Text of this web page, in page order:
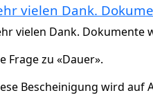
von Gast (nicht
vielen Dank.
vielen Dank. Dokumente
Frage zu «Dauer».
Bescheinigung wird auf